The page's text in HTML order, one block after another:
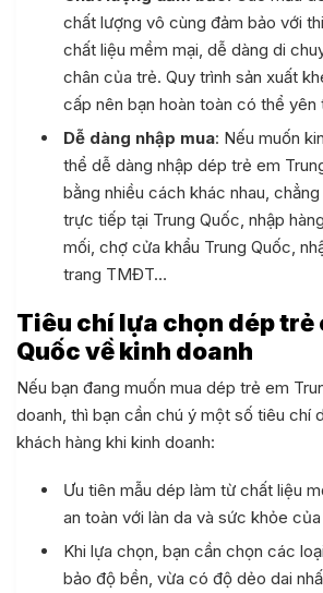
chất lượng vô cùng đảm bảo với
chất liệu mềm mại, dễ dàng di
chân của trẻ. Quy trình sản xuất
cấp nên bạn hoàn toàn có thể yên
Dễ dàng nhập mua: Nếu muốn
thể dễ dàng nhập dép trẻ em
bằng nhiều cách khác nhau,
trực tiếp tại Trung Quốc, nhập
mối, chợ cửa khẩu Trung Quốc,
trang TMĐT…
Tiêu chí lựa chọn dép trẻ
Quốc về kinh doanh
Nếu bạn đang muốn mua dép trẻ em
doanh, thì bạn cần chú ý một số tiêu chí
khách hàng khi kinh doanh:
Ưu tiên mẫu dép làm từ chất liệu
an toàn với làn da và sức khỏe
Khi lựa chọn, bạn cần chọn các
bảo độ bền, vừa có độ dẻo dai